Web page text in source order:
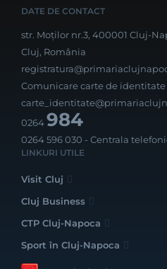
DATE DE CONTACT
str. Moților nr.3, 400001 Cluj-
Cluj, România
Comunicare carte de identitate
0264984
0264 596 030 - Centrala
LINKURI UTILE
Visit Cluj
Cluj Business
CTP Cluj-Napoca
Sport în Cluj-Napoca